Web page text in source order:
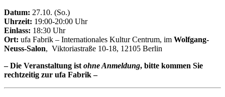
Datum: 27.10. (So.)
Uhrzeit: 19:00-20:00 Uhr
Einlass: 18:30 Uhr
Ort: ufa Fabrik – Internationales Kultur Centrum, im Wolfgang-
Neuss-Salon, Viktoriastraße 10-18, 12105 Berlin
– Die Veranstaltung ist ohne Anmeldung, bitte kommen Sie
rechtzeitig zur ufa Fabrik –